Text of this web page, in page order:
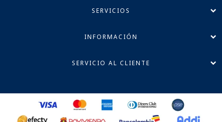
SERVICIOS
INFORMACIÓN
SERVICIO AL CLIENTE